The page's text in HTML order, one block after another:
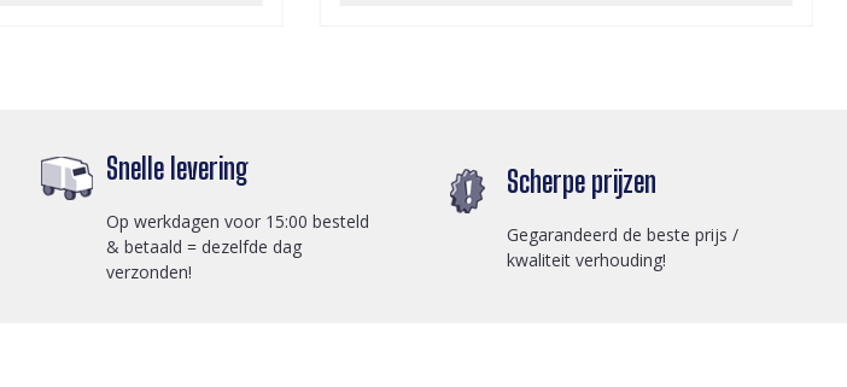
Snelle levering
Op werkdagen voor 15:00 besteld
& betaald = dezelfde dag
verzonden!
Scherpe prijzen
Gegarandeerd de beste prijs /
kwaliteit verhouding!